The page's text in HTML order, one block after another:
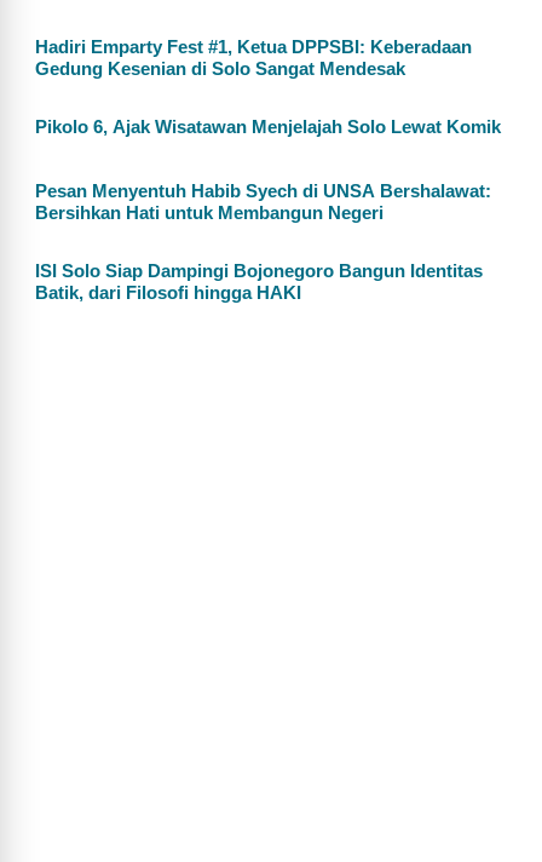
Hadiri Emparty Fest #1, Ketua DPPSBI: Keberadaan
Gedung Kesenian di Solo Sangat Mendesak
Pikolo 6, Ajak Wisatawan Menjelajah Solo Lewat Komik
Pesan Menyentuh Habib Syech di UNSA Bershalawat:
Bersihkan Hati untuk Membangun Negeri
ISI Solo Siap Dampingi Bojonegoro Bangun Identitas
Batik, dari Filosofi hingga HAKI